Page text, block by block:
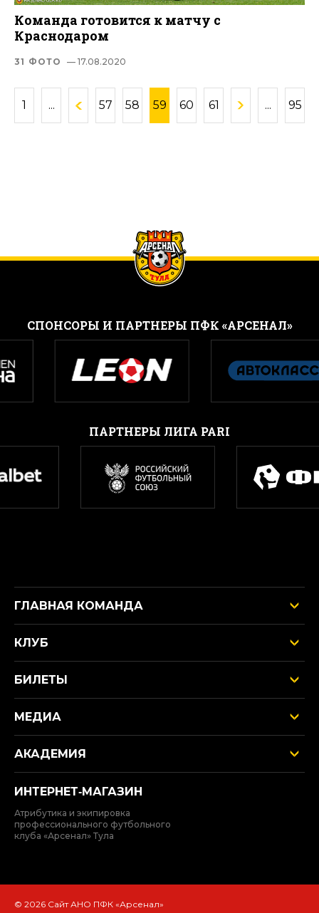
Команда готовится к матчу с
Краснодаром
31 ФОТО — 17.08.2020
1 ... 57 58 59 60 61 ... 95
CПОНСОРЫ И ПАРТНЕРЫ ПФК «АРСЕНАЛ»
ПАРТНЕРЫ ЛИГА PARI
ГЛАВНАЯ КОМАНДА
КЛУБ
БИЛЕТЫ
МЕДИА
АКАДЕМИЯ
ИНТЕРНЕТ‑МАГАЗИН
Атрибутика и экипировка
профессионального футбольного
клуба «Арсенал» Тула
© 2026 Сайт АНО ПФК «Арсенал»